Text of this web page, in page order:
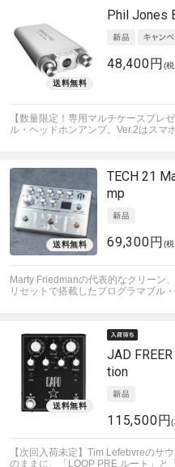
Phil Jones
48,400円 (
【数量限定！専用マルチケースプレ
ル・ヘッドホンアンプ。Ver.2はスマ
TECH 21
mp
69,300円 (
Marty Friedmanの代表的なクリーン
リセットで搭載したプログラマブル・
JAD
tion
115,500円
【次回入荷未定】Tim Lefebvreのサ
のままに、「LOOP PRE ルート」と